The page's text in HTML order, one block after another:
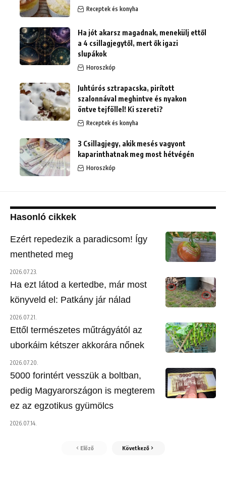
Receptek és konyha
Ha jót akarsz magadnak, menekülj ettől
a 4 csillagjegytől, mert ők igazi
slupákok
Horoszkóp
Juhtúrós sztrapacska, pirított
szalonnával meghintve és nyakon
öntve tejföllel! Ki szereti?
Receptek és konyha
3 Csillagjegy, akik mesés vagyont
kaparinthatnak meg most hétvégén
Horoszkóp
Hasonló cikkek
Ezért repedezik a paradicsom! Így
mentheted meg
2026.07.23.
Ha ezt látod a kertedbe, már most
könyveld el: Patkány jár nálad
2026.07.21.
Ettől természetes műtrágyától az
uborkáim kétszer akkorára nőnek
2026.07.20.
5000 forintért vesszük a boltban,
pedig Magyarországon is megterem
ez az egzotikus gyümölcs
2026.07.14.
Előző Következő